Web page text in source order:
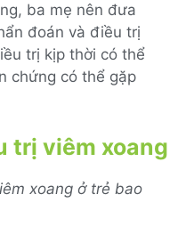
ba mẹ nên đưa
đoán và điều trị
trị kịp thời có thể
chứng có thể gặp
trị viêm xoang
xoang ở trẻ bao